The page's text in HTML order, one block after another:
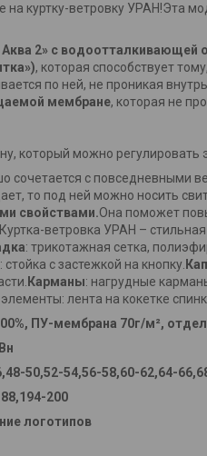
на куртку-ветровку УРАН!Эта
2» с водоотталкивающей
, которая способствует
по ней, не проникая
мембране, которая не
который можно
сочетается с повседневными
то под ней можно носить
свойствами.Она поможет
ветровка УРАН –
: трикотажная сетка,
: стойка с застежкой на кнопку.
Карманы: нагрудные
элементы: лента на кокетке
ПУ-мембрана 70г/м²,
50,52-54,56-58,60-62,64-
200
логотипов